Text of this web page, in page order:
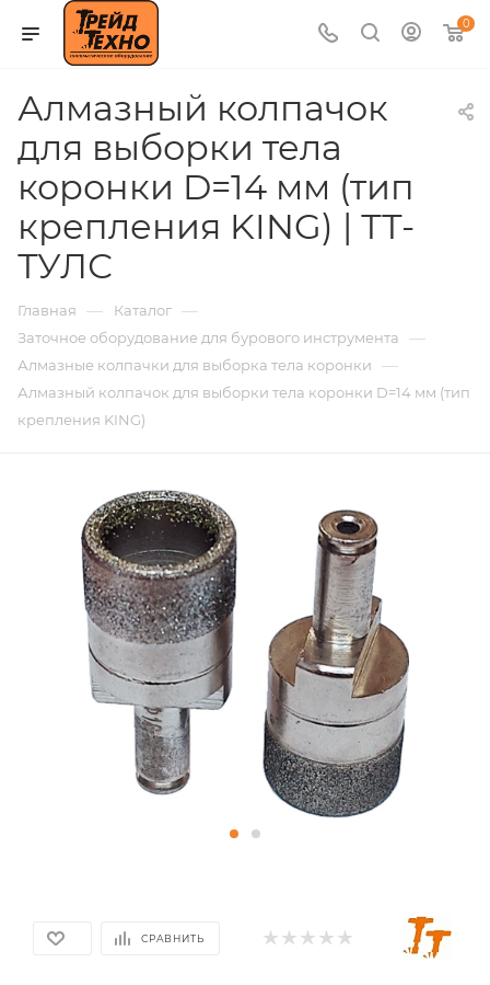
0
Алмазный колпачок
для выборки тела
коронки D=14 мм (тип
крепления KING) | ТТ-
ТУЛС
Главная — Каталог —
Заточное оборудование для бурового инструмента —
Алмазные колпачки для выборка тела коронки —
Алмазный колпачок для выборки тела коронки D=14 мм (тип
крепления KING)
СРАВНИТЬ